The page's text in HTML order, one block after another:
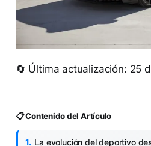
🔄 Última actualización: 25
📋 Contenido del Artículo
La evolución del deportivo